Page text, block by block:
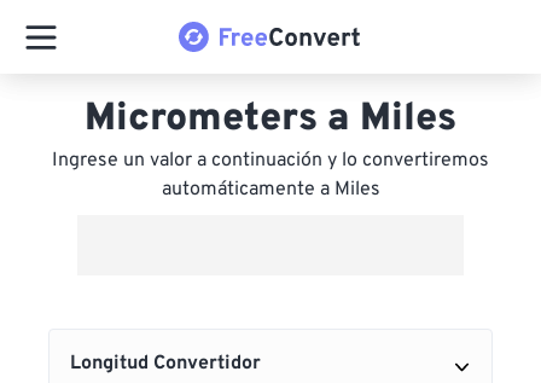
Micrometers a Miles
Ingrese un valor a continuación y lo convertiremos
automáticamente a Miles